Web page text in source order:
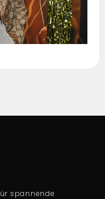
spannende